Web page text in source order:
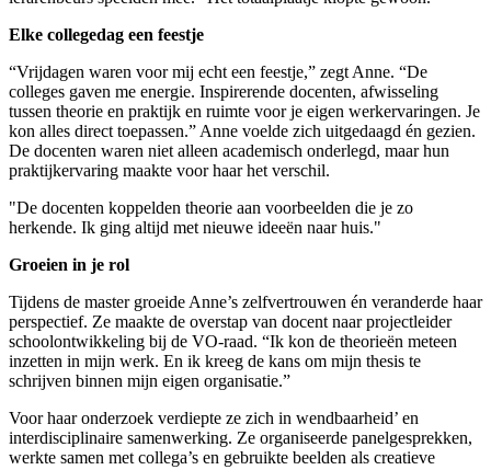
Elke collegedag een feestje
“Vrijdagen waren voor mij echt een feestje,” zegt Anne. “De
colleges gaven me energie. Inspirerende docenten, afwisseling
tussen theorie en praktijk en ruimte voor je eigen werkervaringen. Je
kon alles direct toepassen.” Anne voelde zich uitgedaagd én gezien.
De docenten waren niet alleen academisch onderlegd, maar hun
praktijkervaring maakte voor haar het verschil.
"De docenten koppelden theorie aan voorbeelden die je zo
herkende. Ik ging altijd met nieuwe ideeën naar huis."
Groeien in je rol
Tijdens de master groeide Anne’s zelfvertrouwen én veranderde haar
perspectief. Ze maakte de overstap van docent naar projectleider
schoolontwikkeling bij de VO-raad. “Ik kon de theorieën meteen
inzetten in mijn werk. En ik kreeg de kans om mijn thesis te
schrijven binnen mijn eigen organisatie.”
Voor haar onderzoek verdiepte ze zich in wendbaarheid’ en
interdisciplinaire samenwerking. Ze organiseerde panelgesprekken,
werkte samen met collega’s en gebruikte beelden als creatieve